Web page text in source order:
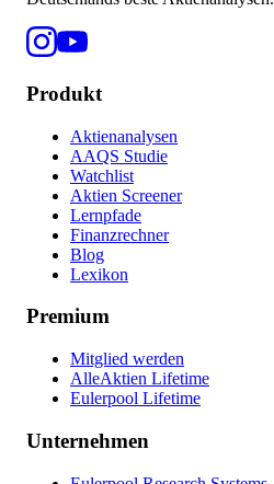
Produkt
Aktienanalysen
AAQS Studie
Watchlist
Aktien Screener
Lernpfade
Finanzrechner
Blog
Lexikon
Premium
Mitglied werden
AlleAktien Lifetime
Eulerpool Lifetime
Unternehmen